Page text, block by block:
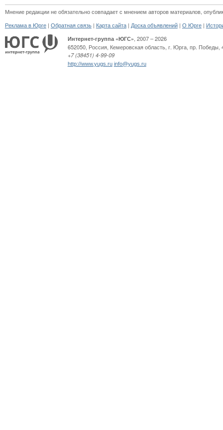
Мнение редакции не обязательно совпадает с мнением авторов материалов,
Реклама в Юрге| Обратная связь| Карта сайта| Доска объявлений| О Юрге|
Интернет-группа «ЮГС» , 2007 – 2026
652050, Россия, Кемеровская область, г. Юрга, пр. Победы,
+7 (38451) 4-99-09
http://www.yugs.ru info@yugs.ru